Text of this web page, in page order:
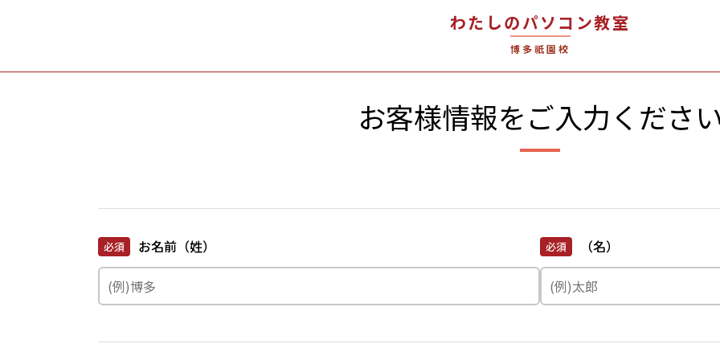
わたしのパソコン教室
博多祇園校
お客様情報をご入力くださ
お名前（姓）
必須 （名）
必須